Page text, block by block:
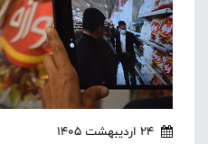
24 اردیبهشت 1405